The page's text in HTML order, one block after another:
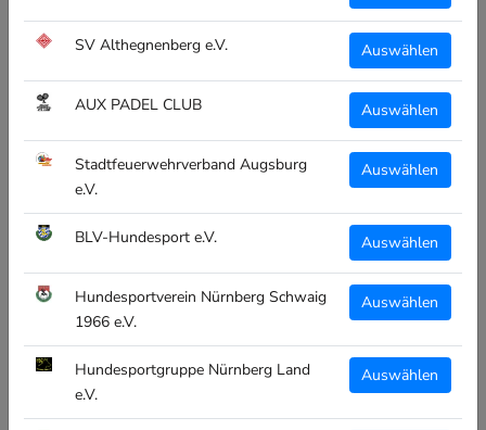
SV Althegnenberg e.V. Auswählen
AUX PADEL CLUB Auswählen
Stadtfeuerwehrverband Augsburg
e.V.
Auswählen
BLV-Hundesport e.V. Auswählen
Hundesportverein Nürnberg Schwaig
1966 e.V.
Auswählen
Hundesportgruppe Nürnberg Land
e.V.
Auswählen